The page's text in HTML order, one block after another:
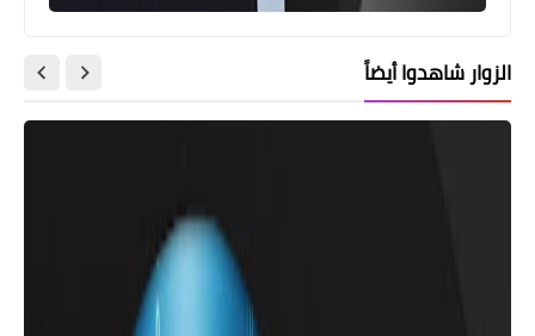
برنامج فتح شبكة واي فاي القريبة منك
لتبقى متصل بالأنترنت
الزوار شاهدوا أيضاً